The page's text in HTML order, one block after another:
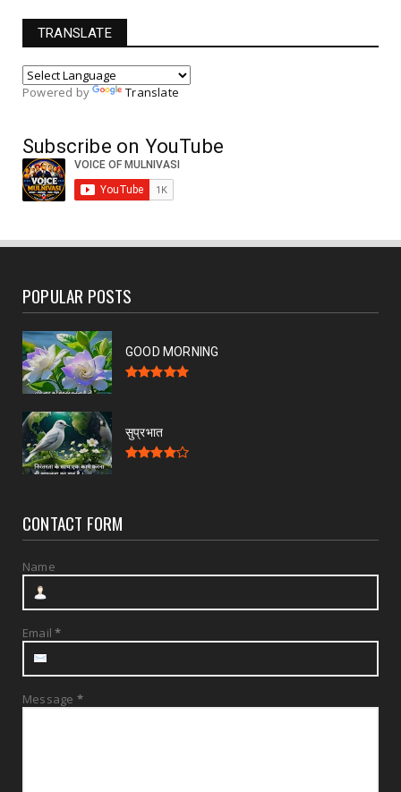
बाबा साहेब का संविधान सभा में पहला भाषण
July 20, 2026
July 19, 2026
TRANSLATE
Powered by Translate
Subscribe on YouTube
POPULAR POSTS
GOOD MORNING
सुप्रभात
CONTACT FORM
Name
Email*
Message *